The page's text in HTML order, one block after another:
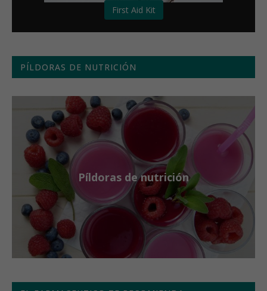
First Aid Kit
PÍLDORAS DE NUTRICIÓN
Píldoras de nutrición